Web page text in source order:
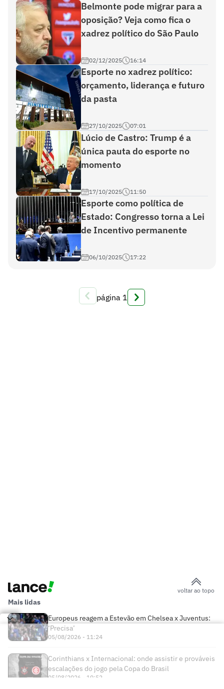
Belmonte pode migrar para a
oposição? Veja como fica o
xadrez político do São Paulo
02/12/2025 16:14
Esporte no xadrez político:
orçamento, liderança e futuro
da pasta
27/10/2025 07:01
Lúcio de Castro: Trump é a
única pauta do esporte no
momento
17/10/2025 11:50
Esporte como política de
Estado: Congresso torna a Lei
de Incentivo permanente
06/10/2025 17:22
página 1
voltar ao topo
Mais lidas
Europeus reagem a Estevão em Chelsea x Juventus:
‘Precisa’
05/08/2026 - 11:24
Corinthians x Internacional: onde assistir e prováveis
escalações do jogo pela Copa do Brasil
05/08/2026 - 10:52